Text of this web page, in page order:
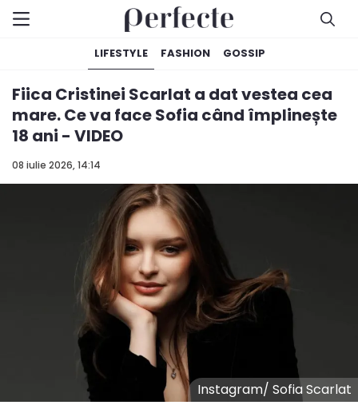
LIFESTYLE FASHION GOSSIP
08 iulie 2026, 14:14
Fiica Cristinei Scarlat a dat vestea cea
mare. Ce va face Sofia când împlinește
18 ani - VIDEO
Instagram/ Sofia Scarlat